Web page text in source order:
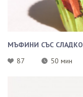
МЪФИНИ СЪС СЛАДКО
87
50 мин